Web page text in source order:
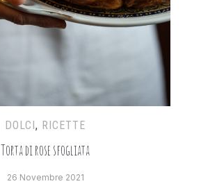
DOLCI, RICETTE
Torta di rose sfogliata
26 Novembre 2021